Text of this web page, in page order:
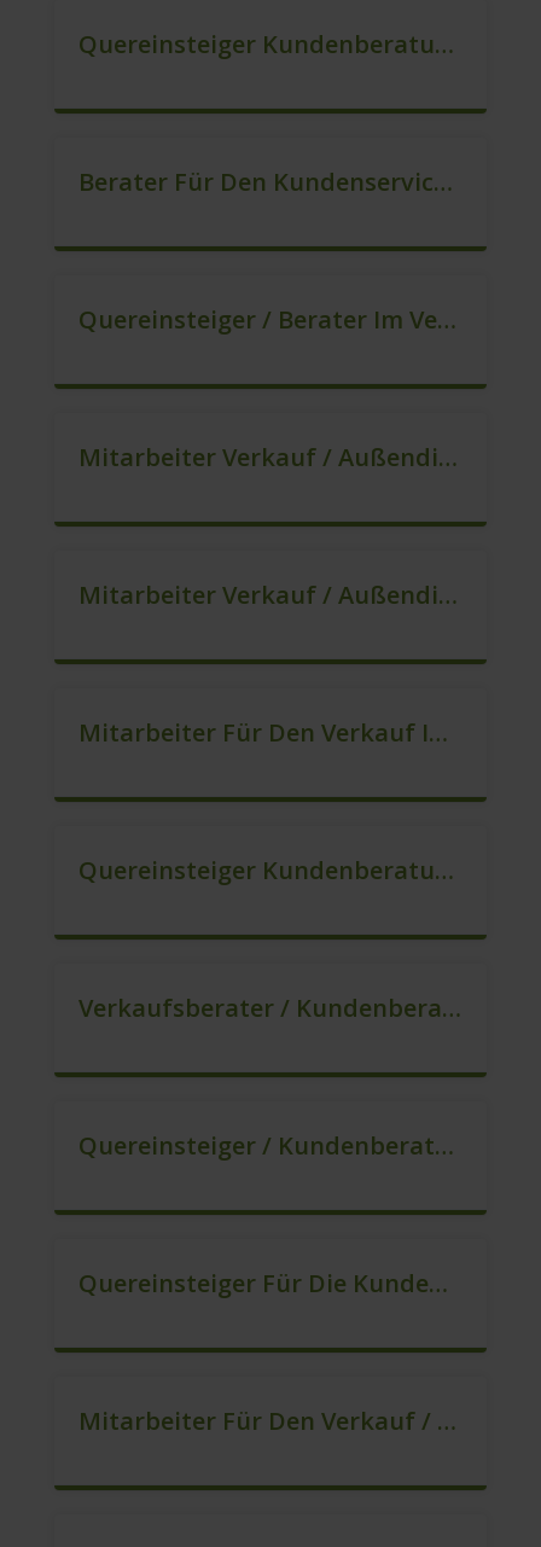
Quereinsteiger Kundenberatung (Außendienst) (m/w/d)
Berater Für Den Kundenservice (m/w/d)
Quereinsteiger / Berater Im Vertrieb – Ab Sofort (m/w/d)
Mitarbeiter Verkauf / Außendienst (m/w/d)
Mitarbeiter Verkauf / Außendienst (m/w/d)
Mitarbeiter Für Den Verkauf In VZ/TZ (m/w/d)
Quereinsteiger Kundenberatung (Außendienst) (m/w/d)
Verkaufsberater / Kundenberater, Auch Ohne Ausbildung Möglich (m/w/d)
Quereinsteiger / Kundenberatung (B2C) (m/w/d)
Quereinsteiger Für Die Kundenberatung (m/w/d)
Mitarbeiter Für Den Verkauf / Quereinsteiger (m/w/d)